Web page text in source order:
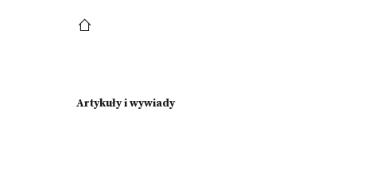
Artykuły i wywiady